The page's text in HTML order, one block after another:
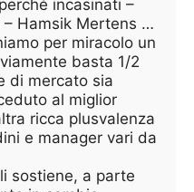
incasinati –
– Hamsik Mertens …
per miracolo un
basta 1/2
di mercato sia
al miglior
ricca plusvalenza
e manager vari da
sostiene, a parte